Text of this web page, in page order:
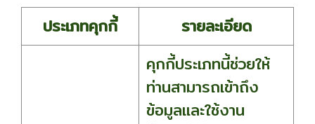
ประเภทคุกกี้
รายละเอียด
คุกกี้ประเภทนี้ช่วยให้
ท่านสามารถเข้าถึง
ข้อมูลและใช้งาน